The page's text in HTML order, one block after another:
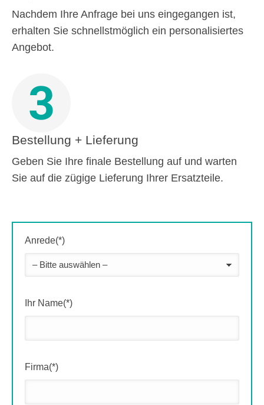
Nachdem Ihre Anfrage bei uns eingegangen ist,
erhalten Sie schnellstmöglich ein personalisiertes
Angebot.
3
Bestellung + Lieferung
Geben Sie Ihre finale Bestellung auf und warten
Sie auf die zügige Lieferung Ihrer Ersatzteile.
Anrede(*)
Ihr Name(*)
Firma(*)